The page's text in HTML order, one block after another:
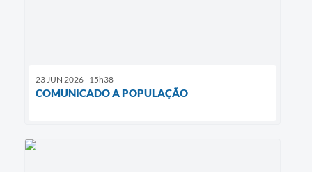
23 JUN 2026 - 15h38
COMUNICADO A POPULAÇÃO